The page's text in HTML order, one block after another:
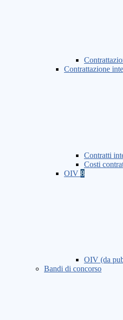
Contrattazione
Contratti
Costi
OIV 8
OIV (da
Bandi di concorso